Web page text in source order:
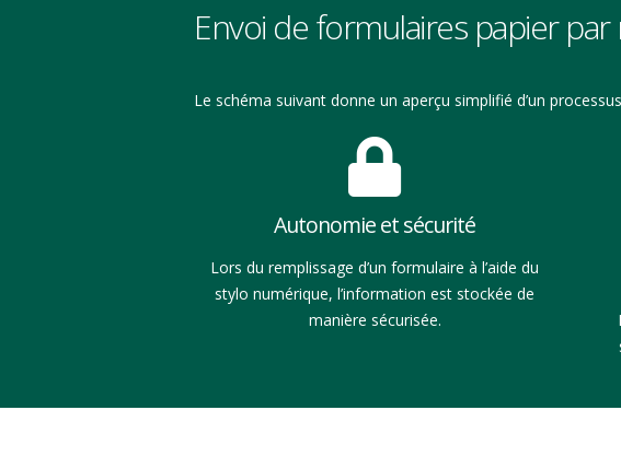
Envoi de formulaires papier
Le schéma suivant donne un aperçu simplifié d’un
Autonomie et sécurité
Lors du remplissage d’un formulaire à l’aide du
stylo numérique, l’information est stockée de
manière sécurisée.